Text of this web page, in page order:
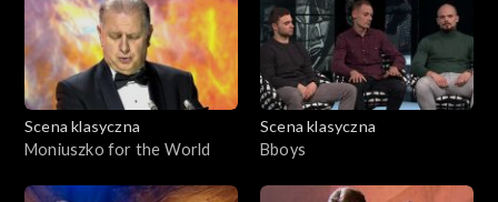
Scena klasyczna
Moniuszko for the World
Scena klasyczna
Bboys